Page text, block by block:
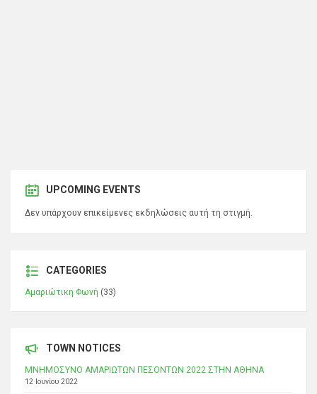
UPCOMING EVENTS
Δεν υπάρχουν επικείμενες εκδηλώσεις αυτή τη στιγμή.
CATEGORIES
Αμαριώτικη Φωνή (33)
TOWN NOTICES
ΜΝΗΜΟΣΥΝΟ ΑΜΑΡΙΩΤΩΝ ΠΕΣΟΝΤΩΝ 2022 ΣΤΗΝ ΑΘΗΝΑ
12 Ιουνίου 2022